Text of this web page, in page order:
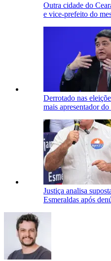
Outra cidade do
e vice-prefeito do
Derrotado nas
mais apresentador
Justiça analisa
Esmeraldas após